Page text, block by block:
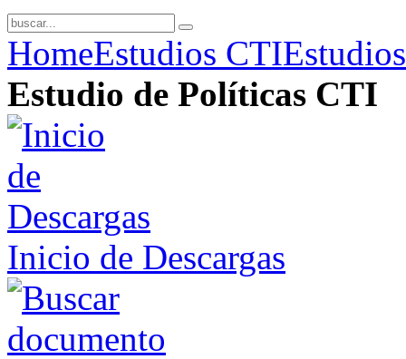
HomeEstudios CTI
Estudio de Políticas CTI
Inicio de Descargas